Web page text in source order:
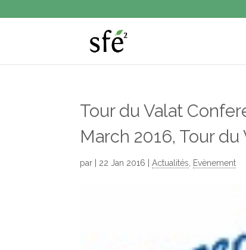
Tour du Valat
March 2016, Tour du
par 22 Jan 2016 |Actualités Evènement